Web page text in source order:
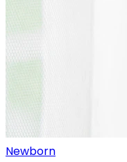
Newborn